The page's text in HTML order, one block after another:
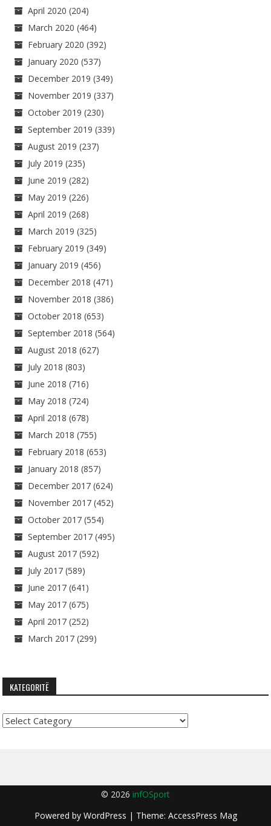
April 2020 (204)
March 2020 (464)
February 2020 (392)
January 2020 (537)
December 2019 (349)
November 2019 (337)
October 2019 (230)
September 2019 (339)
August 2019 (237)
July 2019 (235)
June 2019 (282)
May 2019 (226)
April 2019 (268)
March 2019 (325)
February 2019 (349)
January 2019 (456)
December 2018 (471)
November 2018 (386)
October 2018 (653)
September 2018 (564)
August 2018 (627)
July 2018 (803)
June 2018 (716)
May 2018 (724)
April 2018 (678)
March 2018 (755)
February 2018 (653)
January 2018 (857)
December 2017 (624)
November 2017 (452)
October 2017 (554)
September 2017 (495)
August 2017 (592)
July 2017 (589)
June 2017 (641)
May 2017 (675)
April 2017 (252)
March 2017 (299)
KATEGORITË
Kategoritë
© 2026 infOSport
Powered by WordPress | Theme: AccessPress Mag